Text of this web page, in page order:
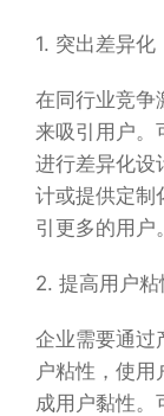
1. 突出差异化
在同行业竞争
来吸引用户。
进行差异化设
计或提供定制
引更多的用户。
2. 提高用户粘
企业需要通过
户粘性，使
成用户黏性。